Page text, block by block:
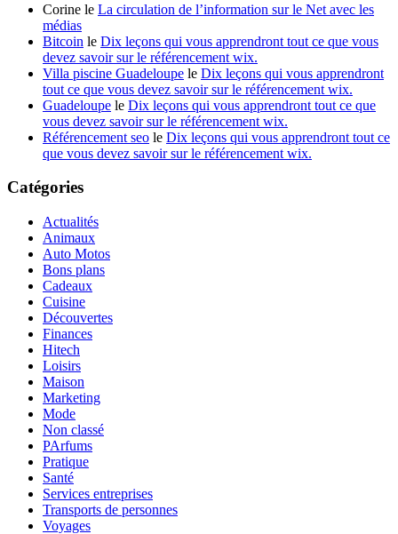
Corine le La circulation de l’information sur le Net avec les
médias
Bitcoin le Dix leçons qui vous apprendront tout ce que vous
devez savoir sur le référencement wix.
Villa piscine Guadeloupe le Dix leçons qui vous apprendront
tout ce que vous devez savoir sur le référencement wix.
Guadeloupe le Dix leçons qui vous apprendront tout ce que
vous devez savoir sur le référencement wix.
Référencement seo le Dix leçons qui vous apprendront tout ce
que vous devez savoir sur le référencement wix.
Catégories
Actualités
Animaux
Auto Motos
Bons plans
Cadeaux
Cuisine
Découvertes
Finances
Hitech
Loisirs
Maison
Marketing
Mode
Non classé
PArfums
Pratique
Santé
Services entreprises
Transports de personnes
Voyages